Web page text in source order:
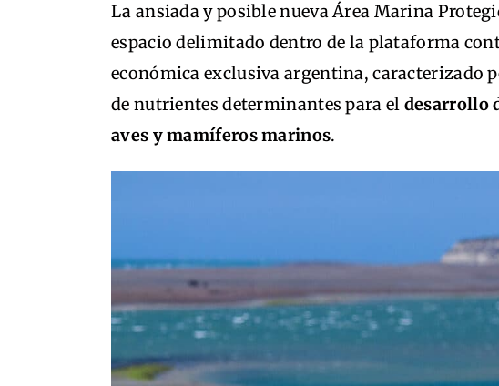
La ansiada y posible nueva Área Marina
espacio delimitado dentro de la plataforma
económica exclusiva argentina, caracterizado
de nutrientes determinantes para el desarrollo
aves y mamíferos marinos.